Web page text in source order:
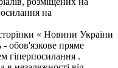
на
« Новини України
- обов'язкове пряме
гіперпосилання .